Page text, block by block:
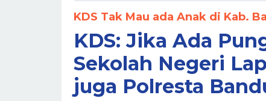
KDS Tak Mau ada Anak di Kab.
KDS: Jika Ada
Sekolah Negeri
juga Polresta